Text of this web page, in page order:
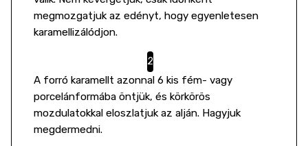
megmozgatjuk az edényt, hogy egyenletesen
karamellizálódjon.
A forró karamellt azonnal 6 kis fém- vagy
porcelánformába öntjük, és körkörös
mozdulatokkal eloszlatjuk az alján. Hagyjuk
megdermedni.